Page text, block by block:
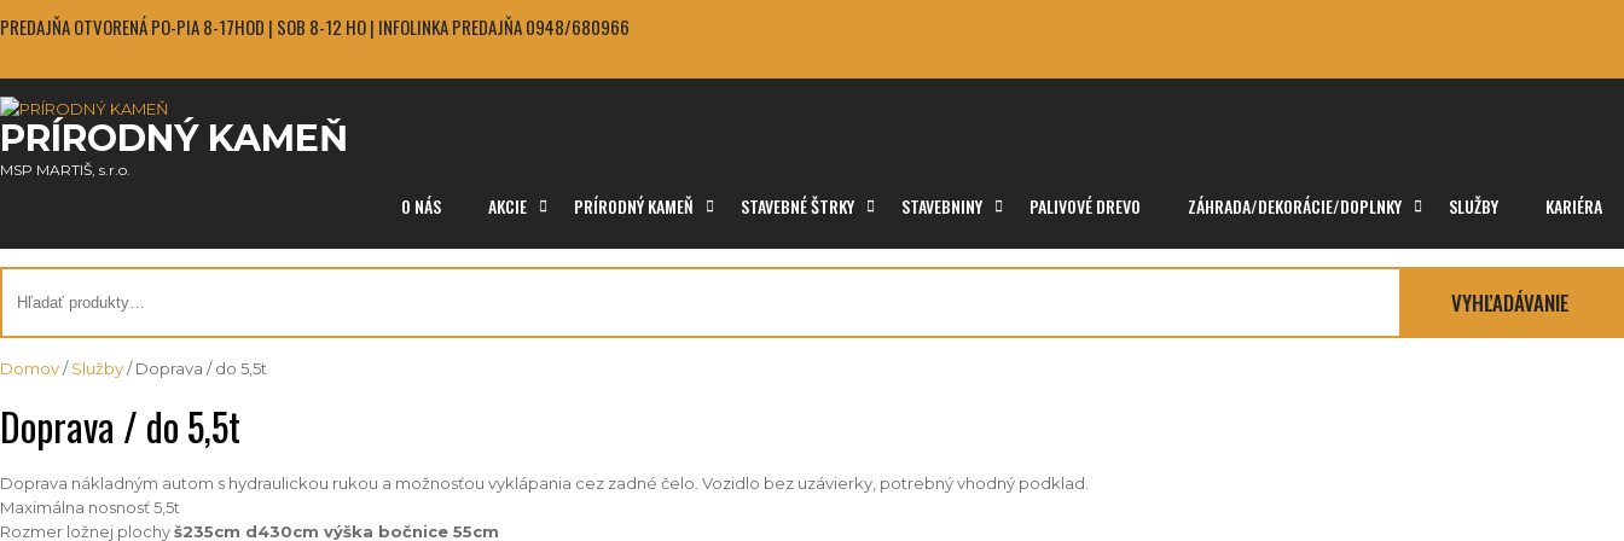
to
PREDAJŇA OTVORENÁ PO-PIA 8-17HOD | SOB 8-12 HO | INFOLINKA PREDAJŇA 0948/680966
PRÍRODNÝ KAMEŇ
MSP MARTIŠ, s.r.o.
O NÁS AKCIE PRÍRODNÝ KAMEŇ STAVEBNÉ ŠTRKY STAVEBNINY PALIVOVÉ DREVO ZÁHRADA/DEKORÁCIE/DOPLNKY SLUŽBY KARIÉRA
VYHĽADÁVANIE
Domov/Služby/ Doprava / do 5,5t
Doprava / do 5,5t
Doprava nákladným autom s hydraulickou rukou a možnosťou vyklápania cez zadné čelo. Vozidlo bez uzávierky, potrebný vhodný podklad.
Maximálna nosnosť 5,5t
Rozmer ložnej plochyš235cm d430cm výška bočnice 55cm